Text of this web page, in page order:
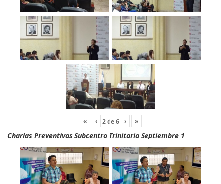
« ‹ 2de6 › »
Charlas Preventivas Subcentro Trinitaria Septiembre 1